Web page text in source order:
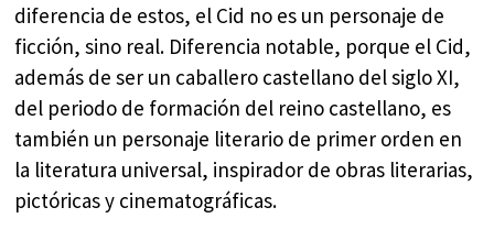
diferencia de estos, el Cid no es un personaje de
ficción, sino real. Diferencia notable, porque el Cid,
además de ser un caballero castellano del siglo XI,
del periodo de formación del reino castellano, es
también un personaje literario de primer orden en
la literatura universal, inspirador de obras literarias,
pictóricas y cinematográficas.